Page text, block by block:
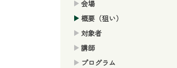
会場
概要（狙い）
対象者
講師
プログラム